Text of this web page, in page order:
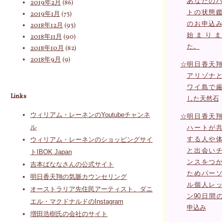
トの状態
のお申込
始まり
た。
☆明日香天
アリゾナ
ワイ島で
した天然石
☆明日香天
ハートが
する人や
と出会い
ンスをつ
ためパー
ル個人レ
ン90日間
申込み
2019年2月 (86)
2019年1月 (73)
2018年12月 (93)
2018年11月 (90)
2018年10月 (82)
2018年9月 (9)
Links
ウィリアム・レーネンのYoutubeチャンネ
ル
ウィリアム・レーネンのショッピングサイ
トIBOK Japan
吉本ばななさんの公式サイト
明日香天翔の気脈カウンセリング
オーストラリア先住民アーティスト、ダニ
エル・マクドナルドのInstagram
増田浩樹氏の会社のサイト